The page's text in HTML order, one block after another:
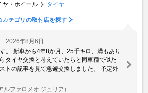
ヤ・ホイール タイヤ
カテゴリの取付店を探す
2026年8月6日
。 新車から4年8か月、25千キロ、溝もあり
タイヤ交換と考えていたらと同車種で似た
トの記事を見て急遽交換しました。 予定外
ルファロメオ ジュリア）